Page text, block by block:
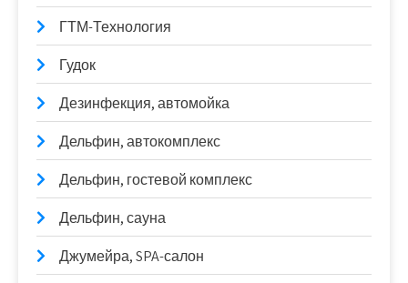
ГТМ-Технология
Гудок
Дезинфекция, автомойка
Дельфин, автокомплекс
Дельфин, гостевой комплекс
Дельфин, сауна
Джумейра, SPA-салон